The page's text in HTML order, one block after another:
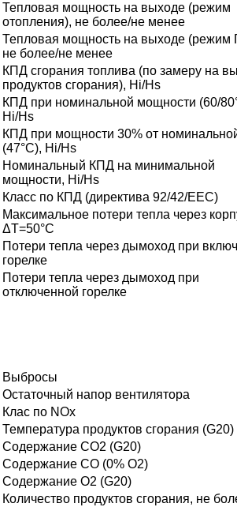
Тепловая мощность на выходе (режим
отопления), не более/не менее
Тепловая мощность на выходе (режим
не более/не менее
КПД сгорания топлива (по замеру на
продуктов сгорания), Hi/Hs
КПД при номинальной мощности (60/
Hi/Hs
КПД при мощности 30% от
(47°С), Hi/Hs
Номинальный КПД на минимальной
мощности, Hi/Hs
Класс по КПД (директива 92/42/EEC)
Максимальное потери тепла через
ΔT=50°C
Потери тепла через дымоход при
горелке
Потери тепла через дымоход при
отключенной горелке
Выбросы
Остаточный напор вентилятора
Клас по NOx
Температура продуктов сгорания (G20)
Содержание CO2 (G20)
Содержание CO (0% O2)
Содержание O2 (G20)
Количество продуктов сгорания, не